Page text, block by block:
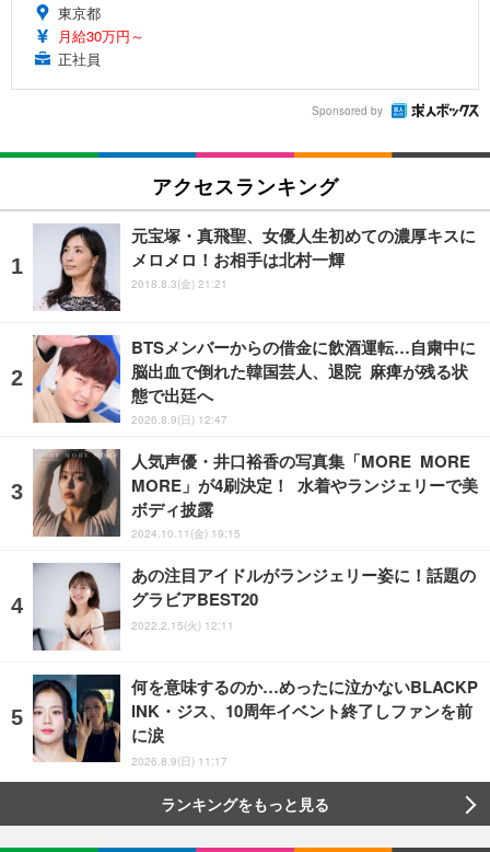
東京都
月給30万円～
正社員
Sponsored by
アクセスランキング
元宝塚・真飛聖、女優人生初めての濃厚キスに
メロメロ！お相手は北村一輝
2018.8.3(金) 21:21
BTSメンバーからの借金に飲酒運転…自粛中に
脳出血で倒れた韓国芸人、退院 麻痺が残る状
態で出廷へ
2026.8.9(日) 12:47
人気声優・井口裕香の写真集「MORE MORE
MORE」が4刷決定！ 水着やランジェリーで美
ボディ披露
2024.10.11(金) 19:15
あの注目アイドルがランジェリー姿に！話題の
グラビアBEST20
2022.2.15(火) 12:11
何を意味するのか…めったに泣かないBLACKP
INK・ジス、10周年イベント終了しファンを前
に涙
2026.8.9(日) 11:17
ランキングをもっと見る